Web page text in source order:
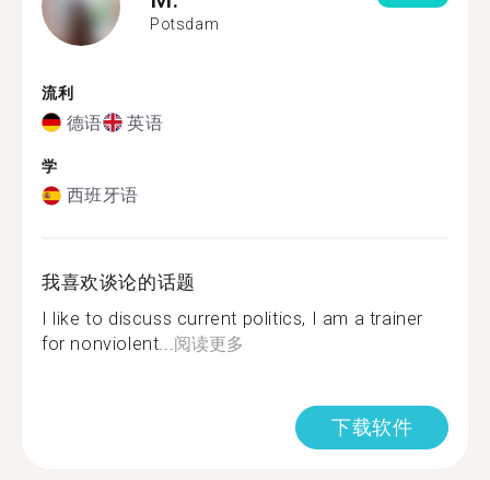
Potsdam
流利
德语 英语
学
西班牙语
我喜欢谈论的话题
I like to discuss current politics, I am a trainer
for nonviolent...阅读更多
下载软件